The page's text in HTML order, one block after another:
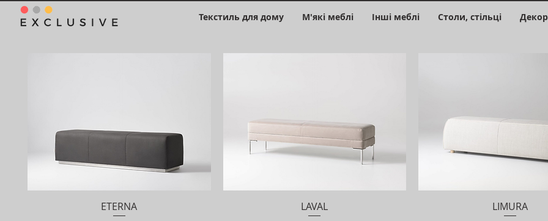
Текстиль для дому М'які меблі Інші меблі Столи, стільці Декор
ETERNA LAVAL LIMURA